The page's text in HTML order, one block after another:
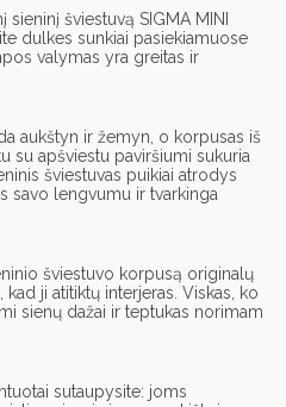
šviestuvą SIGMA MINI
dulkes sunkiai pasiekiamuose
valymas yra greitas ir
aukštyn ir žemyn, o korpusas iš
su apšviestu paviršiumi sukuria
šviestuvas puikiai atrodys
savo lengvumu ir tvarkinga
šviestuvo korpusą originalų
ji atitiktų interjeras. Viskas, ko
sienų dažai ir teptukas norimam
sutaupysite: joms